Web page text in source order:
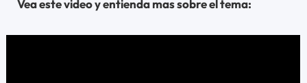
Vea este video y entienda mas sobre el tema: